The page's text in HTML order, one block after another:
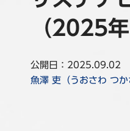
（2025
公開日：2025.09.02
魚澤 吏（うおさわ つか